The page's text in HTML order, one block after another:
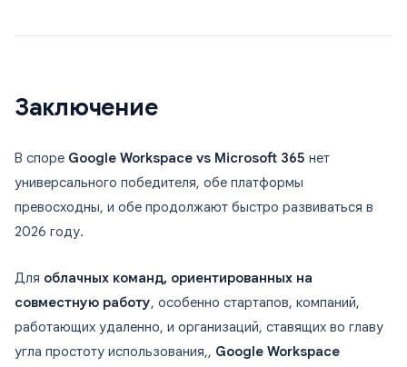
Заключение
В споре Google Workspace vs Microsoft 365 нет
универсального победителя, обе платформы
превосходны, и обе продолжают быстро развиваться в
2026 году.
Для облачных команд, ориентированных на
совместную работу, особенно стартапов, компаний,
работающих удаленно, и организаций, ставящих во главу
угла простоту использования,, Google Workspace